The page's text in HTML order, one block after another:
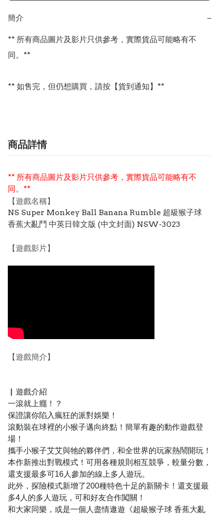
簡介 −
** 所有商品圖片及影片只供參考，實際貨品可能略有不
同。**
** 如售完，但仍想購買，請按【貨到通知】**
商品詳情
** 所有商品圖片及影片只供參考，實際貨品可能略有不
同。**
【遊戲名稱】
NS Super Monkey Ball Banana Rumble 超級猴子球
香蕉大亂鬥 中英日韓文版 (中文封面) NSW-3023
【遊戲影片】
【遊戲簡介】
▏遊戲介紹
一滾就上癮！？
保證讓你陷入瘋狂的派對娛樂！
滾動裝在球裡的小猴子邁向終點！簡單有趣的動作遊戲登
場！
攜手小猴子艾艾與牠的夥伴們，和全世界的玩家熱鬧開玩！
本作新推出對戰模式！可用各種規則相互競爭，較量分數，
還支援最多可16人參加的線上多人遊玩。
此外，探險模式新增了200種特色十足的新關卡！還支援最
多4人的多人遊玩，可和好友合作闖關！
和大家同樂，或是一個人盡情遨遊《超級猴子球 香蕉大亂